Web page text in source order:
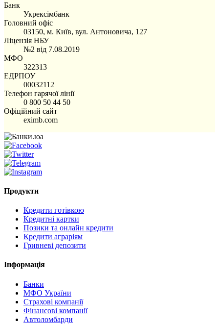
Банк
Укрексімбанк
Головний офіс
03150, м. Київ, вул. Антоновича, 127
Ліцензія НБУ
№2 від 7.08.2019
МФО
322313
ЕДРПОУ
00032112
Телефон гарячої лінії
0 800 50 44 50
Офіційний сайт
eximb.com
Продукти
Кредити готівкою
Кредитні картки
Позики та онлайн кредити
Кредити аграріям
Гривневі депозити
Інформація
Банки
МФО України
Страхові компанії
Фінансові компанії
Автоломбарди